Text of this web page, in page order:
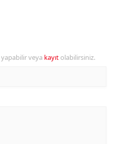
yapabilir veya kayıt olabilirsiniz.